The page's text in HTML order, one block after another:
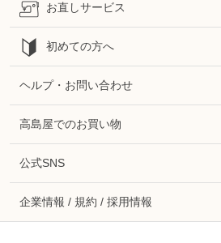
お直しサービス
初めての方へ
ヘルプ・お問い合わせ
高島屋でのお買い物
公式SNS
企業情報 / 規約 / 採用情報